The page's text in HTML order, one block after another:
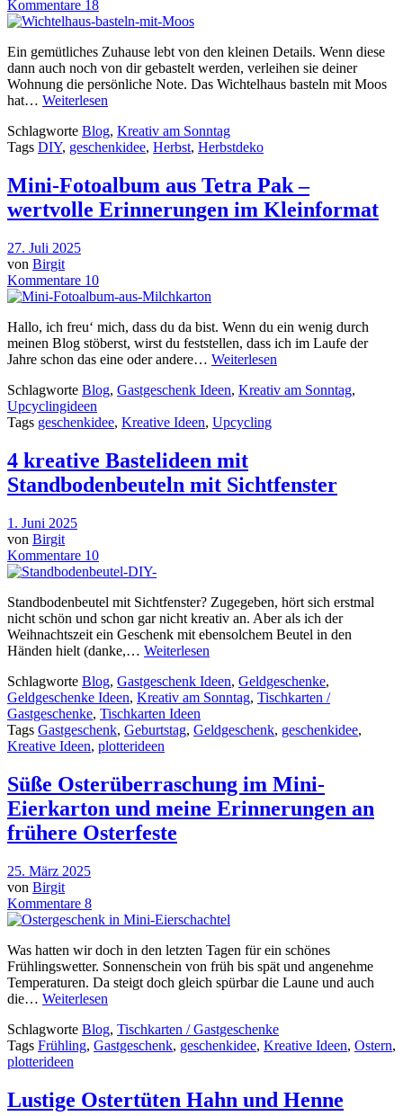
Kommentare 18
Ein gemütliches Zuhause lebt von den kleinen Details. Wenn diese
dann auch noch von dir gebastelt werden, verleihen sie deiner
Wohnung die persönliche Note. Das Wichtelhaus basteln mit Moos
hat… Weiterlesen
Schlagworte Blog, Kreativ am Sonntag
Tags DIY, geschenkidee, Herbst, Herbstdeko
Mini-Fotoalbum aus Tetra Pak –
wertvolle Erinnerungen im Kleinformat
27. Juli 2025
von Birgit
Kommentare 10
Hallo, ich freu‘ mich, dass du da bist. Wenn du ein wenig durch
meinen Blog stöberst, wirst du feststellen, dass ich im Laufe der
Jahre schon das eine oder andere… Weiterlesen
Schlagworte Blog, Gastgeschenk Ideen, Kreativ am Sonntag,
Upcyclingideen
Tags geschenkidee, Kreative Ideen, Upcycling
4 kreative Bastelideen mit
Standbodenbeuteln mit Sichtfenster
1. Juni 2025
von Birgit
Kommentare 10
Standbodenbeutel mit Sichtfenster? Zugegeben, hört sich erstmal
nicht schön und schon gar nicht kreativ an. Aber als ich der
Weihnachtszeit ein Geschenk mit ebensolchem Beutel in den
Händen hielt (danke,… Weiterlesen
Schlagworte Blog, Gastgeschenk Ideen, Geldgeschenke,
Geldgeschenke Ideen, Kreativ am Sonntag, Tischkarten /
Gastgeschenke, Tischkarten Ideen
Tags Gastgeschenk, Geburtstag, Geldgeschenk, geschenkidee,
Kreative Ideen, plotterideen
Süße Osterüberraschung im Mini-
Eierkarton und meine Erinnerungen an
frühere Osterfeste
25. März 2025
von Birgit
Kommentare 8
Was hatten wir doch in den letzten Tagen für ein schönes
Frühlingswetter. Sonnenschein von früh bis spät und angenehme
Temperaturen. Da steigt doch gleich spürbar die Laune und auch
die… Weiterlesen
Schlagworte Blog, Tischkarten / Gastgeschenke
Tags Frühling, Gastgeschenk, geschenkidee, Kreative Ideen, Ostern,
plotterideen
Lustige Ostertüten Hahn und Henne